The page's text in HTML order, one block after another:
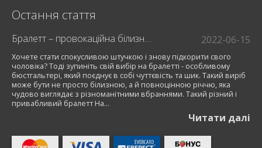
Остання стаття
Бралетт – провокаційна білизна для модниць 2022-06-15
Хочете стати спокусливою штучкою і знову підкорити свого
чоловіка? Тоді зупиніть свій вибір на бралетті - особливому
бюстгальтері, який поєднує в собі чуттєвість та шик. Такий виріб
може бути не просто білизною, а й повноцінною річчю, яка
чудово виглядає з різноманітними вбраннями. Такий різний і
привабливий бралетт На...
Читати далi